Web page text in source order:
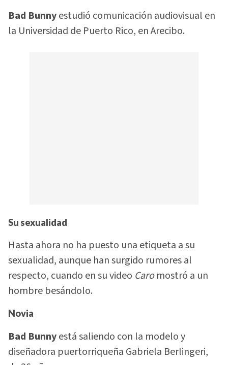
Bad Bunnyestudió comunicación audiovisual en
la Universidad de Puerto Rico, en Arecibo.
Su sexualidad
Hasta ahora no ha puesto una etiqueta a su
sexualidad, aunque han surgido rumores al
respecto, cuando en su video Caromostró a un
hombre besándolo.
Novia
Bad Bunnyestá saliendo con la modelo y
diseñadora puertorriqueña Gabriela Berlingeri,